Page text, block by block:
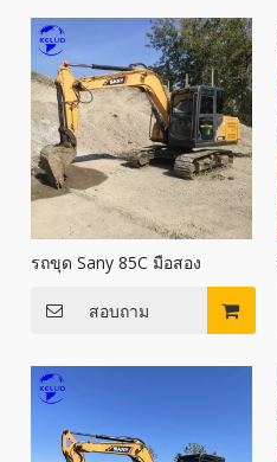
รถขุด Sany 85C มือสอง
สอบถาม